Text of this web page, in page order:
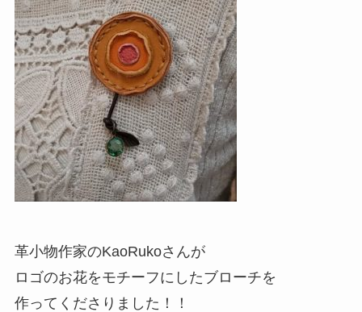
革小物作家のKaoRukoさんが
ロゴのお花をモチーフにしたブローチを
作ってくださりました！！